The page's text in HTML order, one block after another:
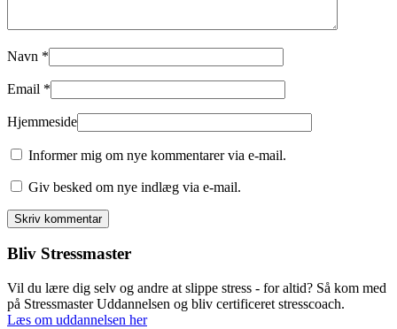
Navn *
Email *
Hjemmeside
Informer mig om nye kommentarer via e-mail.
Giv besked om nye indlæg via e-mail.
Bliv Stressmaster
Vil du lære dig selv og andre at slippe stress - for altid? Så kom med
på Stressmaster Uddannelsen og bliv certificeret stresscoach.
Læs om uddannelsen her